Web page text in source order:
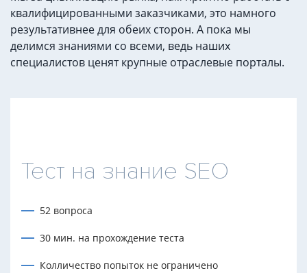
квалифицированными заказчиками, это намного
результативнее для обеих сторон. А пока мы
делимся знаниями со всеми, ведь наших
специалистов ценят крупные отраслевые порталы.
Тест на знание SEO
52 вопроса
30 мин. на прохождение теста
Колличество попыток не ограничено